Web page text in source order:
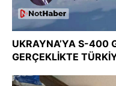
UKRAYNA’YA S-400
GERÇEKLİKTE